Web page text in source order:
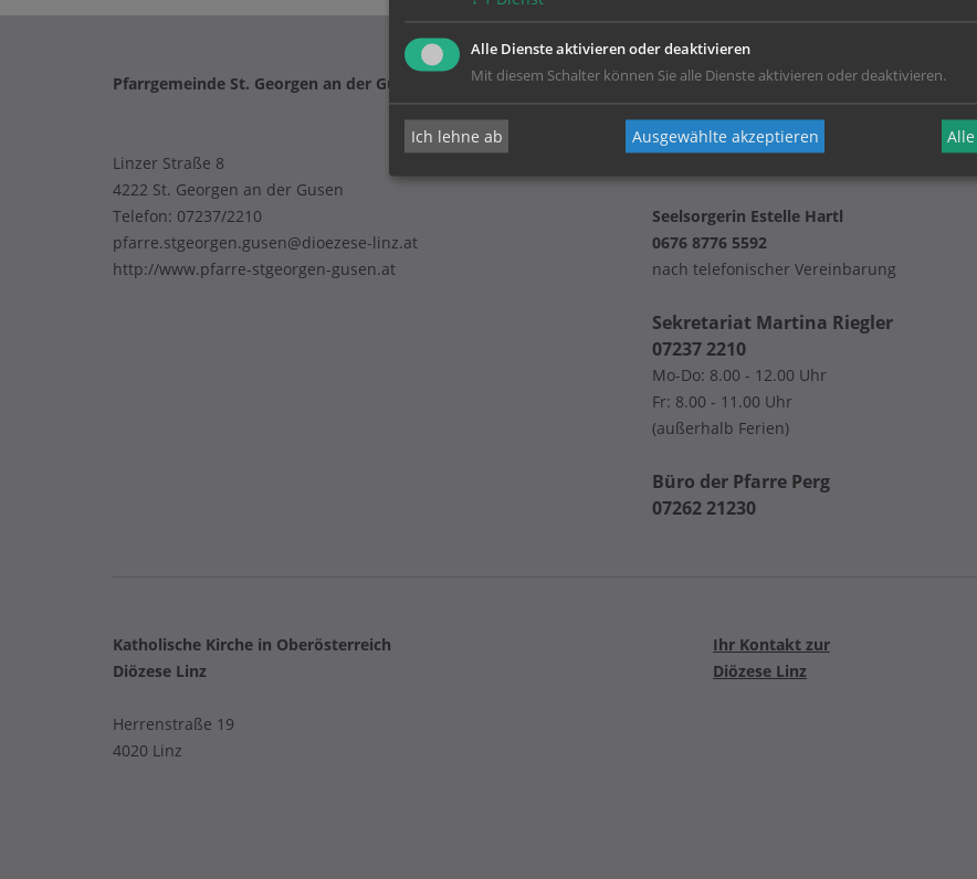
Pfarrgemeinde St. Georgen an der Gusen
Linzer Straße 8
4222 St. Georgen an der Gusen
Telefon: 07237/2210
pfarre.stgeorgen.gusen@dioezese-linz.at
http://www.pfarre-stgeorgen-gusen.at
Pfarrvikar Moses Valentine
0676 8776 5419
Di, Mi: 16.00 - 17.30 Uhr
Seelsorgerin Estelle Hartl
0676 8776 5592
nach telefonischer Vereinbarung
Sekretariat Martina Riegler
07237 2210
Mo-Do: 8.00 - 12.00 Uhr
Fr: 8.00 - 11.00 Uhr
(außerhalb Ferien)
Büro der Pfarre Perg
07262 21230
Katholische Kirche in Oberösterreich
Diözese Linz
Herrenstraße 19
4020 Linz
Ihr Kontakt zur
Diözese Linz
Alle Dienste aktivieren oder deaktivieren
Mit diesem Schalter können Sie alle Dienste aktivieren oder deaktivieren.
Ich lehne ab Ausgewählte akzeptieren